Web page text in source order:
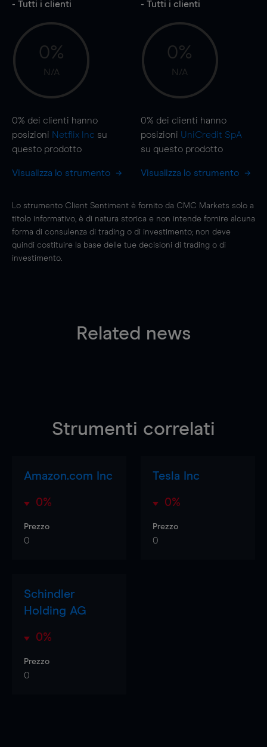
- Tutti i clienti
0%
N/A
0% dei clienti hanno
posizioni Netflix Inc su
questo prodotto
Visualizza lo strumento
- Tutti i clienti
0%
N/A
0% dei clienti hanno
posizioni UniCredit SpA
su questo prodotto
Visualizza lo strumento
Lo strumento Client Sentiment è fornito da CMC Markets solo a
titolo informativo, è di natura storica e non intende fornire alcuna
forma di consulenza di trading o di investimento; non deve
quindi costituire la base delle tue decisioni di trading o di
investimento.
Related news
Strumenti correlati
Amazon.com Inc
0%
Prezzo
0
Tesla Inc
0%
Prezzo
0
Schindler
Holding AG
0%
Prezzo
0